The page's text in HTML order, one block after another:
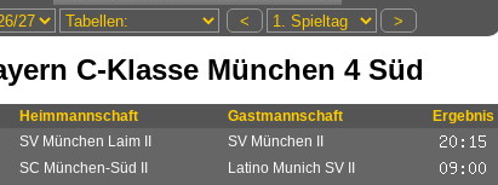
C-Klasse München 4 Süd
Heimmannschaft Gastmannschaft
Ergebnis
SV München Laim II
SV München II
SC München-Süd II
Latino Munich SV II